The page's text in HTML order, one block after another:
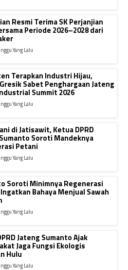
Resmi Terima SK Perjanjian
Periode 2026–2028 dari
Yang Lalu
Terapkan Industri Hijau,
Sabet Penghargaan Jateng
Summit 2026
Yang Lalu
di Jatisawit, Ketua DPRD
Soroti Mandeknya
Petani
Yang Lalu
Soroti Minimnya Regenerasi
Bahaya Menjual Sawah
Yang Lalu
Jateng Sumanto Ajak
Jaga Fungsi Ekologis
Hulu
Yang Lalu